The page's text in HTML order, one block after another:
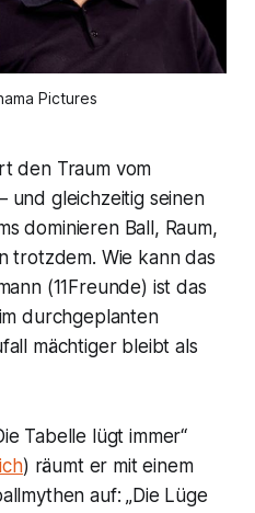
Pictures
den Traum vom
und gleichzeitig seinen
dominieren Ball, Raum,
trotzdem. Wie kann das
(11Freunde) ist das
durchgeplanten
mächtiger bleibt als
Tabelle lügt immer“
) räumt er mit einem
auf: „Die Lüge